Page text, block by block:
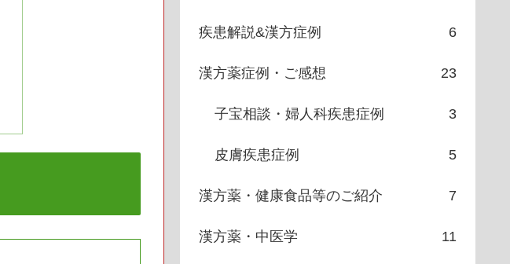
疾患解説&漢方症例 6
漢方薬症例・ご感想 23
子宝相談・婦人科疾患症例 3
皮膚疾患症例 5
漢方薬・健康食品等のご紹介 7
漢方薬・中医学 11